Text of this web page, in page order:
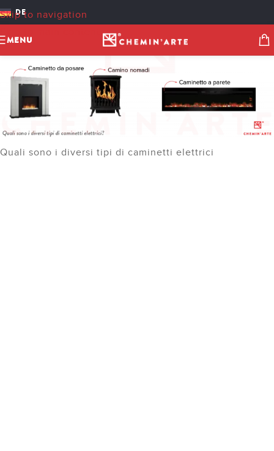
Skip to navigation
DE
MENU
Quali sono i diversi tipi di caminetti elettrici